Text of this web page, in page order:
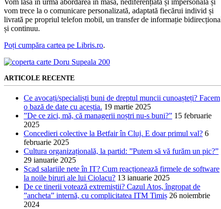
vom trece la o comunicare personalizată, adaptată fiecărui individ și
livrată pe propriul telefon mobil, un transfer de informație
și continuu.
Poți cumpăra cartea pe Libris.ro.
ARTICOLE RECENTE
Ce avocați/specialiști buni de dreptul muncii cunoașteți? Facem
o bază de date cu aceștia. 19 martie 2025
”De ce zici, mă, că managerii noștri nu-s buni?” 15 februarie
2025
Concedieri colective la Betfair în Cluj. E doar primul val? 6
februarie 2025
Cultura organizațională, la partid: ”Putem să vă furăm un pic?”
29 ianuarie 2025
Scad salariile nete în IT? Cum reacționează firmele de software
la noile biruri ale lui Ciolacu? 13 ianuarie 2025
De ce tinerii votează extremiștii? Cazul Atos, îngropat de
”ancheta” internă, cu complicitatea ITM Timiș 26 noiembrie
2024